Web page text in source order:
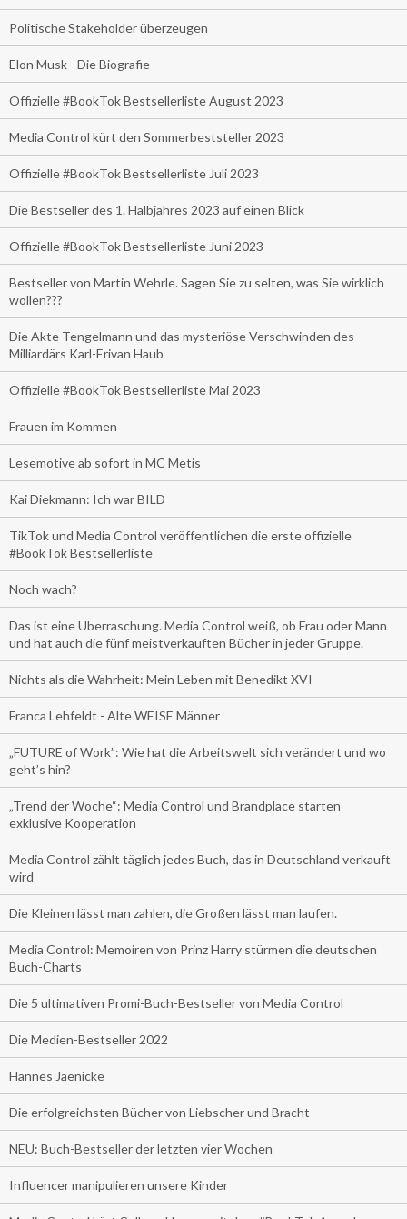
Politische Stakeholder überzeugen
Elon Musk - Die Biografie
Offizielle #BookTok Bestsellerliste August 2023
Media Control kürt den Sommerbeststeller 2023
Offizielle #BookTok Bestsellerliste Juli 2023
Die Bestseller des 1. Halbjahres 2023 auf einen Blick
Offizielle #BookTok Bestsellerliste Juni 2023
Bestseller von Martin Wehrle. Sagen Sie zu selten, was Sie wirklich
wollen???
Die Akte Tengelmann und das mysteriöse Verschwinden des
Milliardärs Karl-Erivan Haub
Offizielle #BookTok Bestsellerliste Mai 2023
Frauen im Kommen
Lesemotive ab sofort in MC Metis
Kai Diekmann: Ich war BILD
TikTok und Media Control veröffentlichen die erste offizielle
#BookTok Bestsellerliste
Noch wach?
Das ist eine Überraschung. Media Control weiß, ob Frau oder Mann
und hat auch die fünf meistverkauften Bücher in jeder Gruppe.
Nichts als die Wahrheit: Mein Leben mit Benedikt XVI
Franca Lehfeldt - Alte WEISE Männer
„FUTURE of Work”: Wie hat die Arbeitswelt sich verändert und wo
geht’s hin?
„Trend der Woche“: Media Control und Brandplace starten
exklusive Kooperation
Media Control zählt täglich jedes Buch, das in Deutschland verkauft
wird
Die Kleinen lässt man zahlen, die Großen lässt man laufen.
Media Control: Memoiren von Prinz Harry stürmen die deutschen
Buch-Charts
Die 5 ultimativen Promi-Buch-Bestseller von Media Control
Die Medien-Bestseller 2022
Hannes Jaenicke
Die erfolgreichsten Bücher von Liebscher und Bracht
NEU: Buch-Bestseller der letzten vier Wochen
Influencer manipulieren unsere Kinder